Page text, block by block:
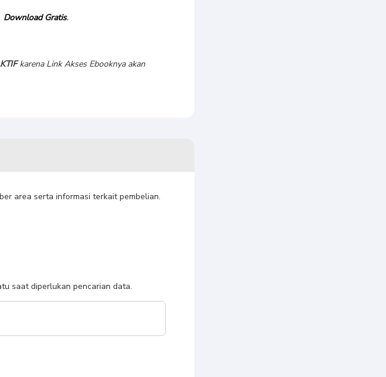
Download Gratis.
karena Link Akses Ebooknya akan
area serta informasi terkait pembelian.
saat diperlukan pencarian data.